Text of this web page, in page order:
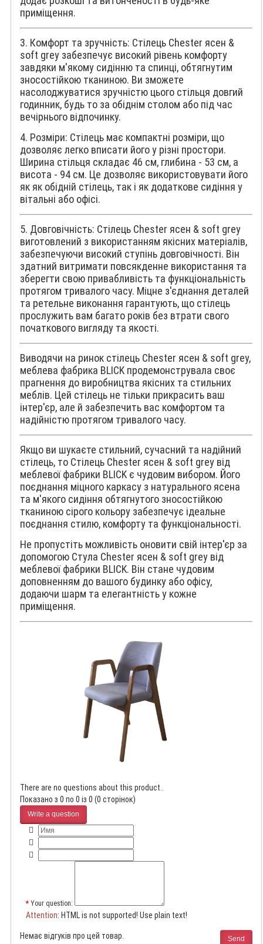
приміщення.
3. Комфорт та зручність: Стілець Chester ясен &
soft grey забезпечує високий рівень комфорту
завдяки м'якому сидінню та спинці, обтягнутим
зносостійкою тканиною. Ви зможете
насолоджуватися зручністю цього стільця довгий
годинник, будь то за обіднім столом або під час
вечірнього відпочинку.
4. Розміри: Стілець має компактні розміри, що
дозволяє легко вписати його у різні простори.
Ширина стільця складає 46 см, глибина - 53 см, а
висота - 94 см. Це дозволяє використовувати його
як як обідній стілець, так і як додаткове сидіння у
вітальні або офісі.
5. Довговічність: Стілець Chester ясен & soft grey
виготовлений з використанням якісних матеріалів,
забезпечуючи високий ступінь довговічності. Він
здатний витримати повсякденне використання та
зберегти свою привабливість та функціональність
протягом тривалого часу. Міцне з'єднання деталей
та ретельне виконання гарантують, що стілець
прослужить вам багато років без втрати свого
початкового вигляду та якості.
Виводячи на ринок стілець Chester ясен & soft grey,
меблева фабрика BLICK продемонструвала своє
прагнення до виробництва якісних та стильних
меблів. Цей стілець не тільки прикрасить ваш
інтер'єр, але й забезпечить вас комфортом та
надійністю протягом тривалого часу.
Якщо ви шукаєте стильний, сучасний та надійний
стілець, то Стілець Chester ясен & soft grey від
меблевої фабрики BLICK є чудовим вибором. Його
поєднання міцного каркасу з натурального ясена
та м'якого сидіння обтягнутого зносостійкою
тканиною сірого кольору забезпечує ідеальне
поєднання стилю, комфорту та функціональності.
Не пропустіть можливість оновити свій інтер'єр за
допомогою Стула Chester ясен & soft grey від
меблевої фабрики BLICK. Він стане чудовим
доповненням до вашого будинку або офісу,
додаючи шарм та елегантність у кожне
приміщення.
There are no questions about this product..
Показано з 0 по 0 із 0 (0 сторінок)
Write a question
Your question:
Attention: HTML is not supported! Use plain text!
Send
Немає відгуків про цей товар.